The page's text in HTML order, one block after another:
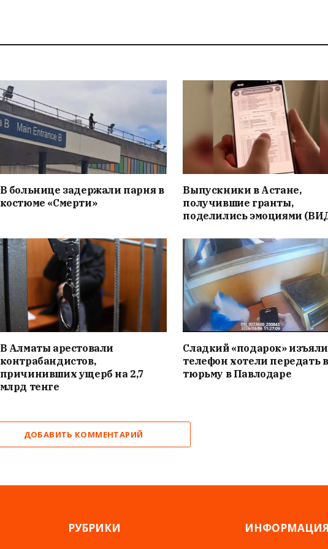
В больнице задержали парня в
костюме «Смерти»
Выпускники в Астане,
получившие гранты,
поделились эмоциями
В Алматы арестовали
контрабандистов,
причинивших ущерб на 2,7
млрд тенге
Сладкий «подарок»
телефон хотели передать в
тюрьму в Павлодаре
ДОБАВИТЬ КОММЕНТАРИЙ
РУБРИКИ